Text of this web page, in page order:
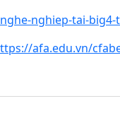
nghiep-tai-big4-
afa.edu.vn/